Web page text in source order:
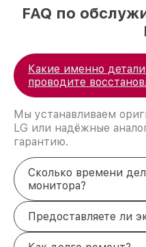
FAQ по
Какие именно
проводите
Мы устанавливаем
LG или надёжные
гарантию.
Сколько времени
монитора?
Предоставляете ли